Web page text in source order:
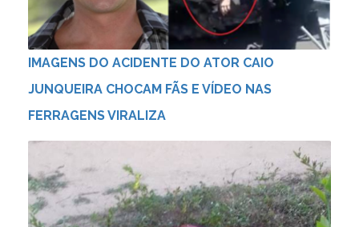
IMAGENS DO ACIDENTE DO ATOR CAIO
JUNQUEIRA CHOCAM FÃS E VÍDEO NAS
FERRAGENS VIRALIZA